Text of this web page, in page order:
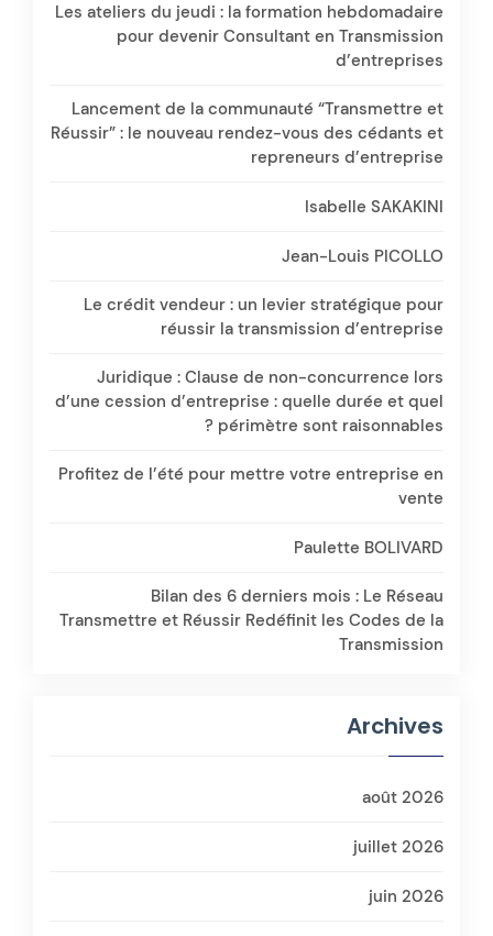
Les ateliers du jeudi : la formation hebdomadaire
pour devenir Consultant en Transmission
d’entreprises
Lancement de la communauté “Transmettre et
Réussir” : le nouveau rendez-vous des cédants et
repreneurs d’entreprise
Isabelle SAKAKINI
Jean-Louis PICOLLO
Le crédit vendeur : un levier stratégique pour
réussir la transmission d’entreprise
Juridique : Clause de non-concurrence lors
d’une cession d’entreprise : quelle durée et quel
périmètre sont raisonnables ?
Profitez de l’été pour mettre votre entreprise en
vente
Paulette BOLIVARD
Bilan des 6 derniers mois : Le Réseau
Transmettre et Réussir Redéfinit les Codes de la
Transmission
Archives
août 2026
juillet 2026
juin 2026